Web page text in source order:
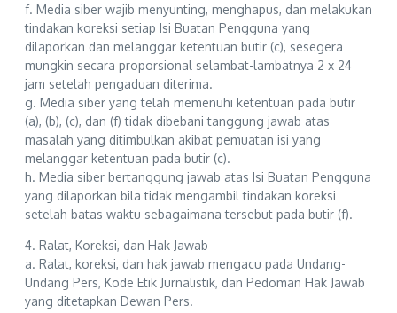
f. Media siber wajib menyunting, menghapus, dan melakukan
tindakan koreksi setiap Isi Buatan Pengguna yang
dilaporkan dan melanggar ketentuan butir (c), sesegera
mungkin secara proporsional selambat-lambatnya 2 x 24
jam setelah pengaduan diterima.
g. Media siber yang telah memenuhi ketentuan pada butir
(a), (b), (c), dan (f) tidak dibebani tanggung jawab atas
masalah yang ditimbulkan akibat pemuatan isi yang
melanggar ketentuan pada butir (c).
h. Media siber bertanggung jawab atas Isi Buatan Pengguna
yang dilaporkan bila tidak mengambil tindakan koreksi
setelah batas waktu sebagaimana tersebut pada butir (f).
4. Ralat, Koreksi, dan Hak Jawab
a. Ralat, koreksi, dan hak jawab mengacu pada Undang-
Undang Pers, Kode Etik Jurnalistik, dan Pedoman Hak Jawab
yang ditetapkan Dewan Pers.